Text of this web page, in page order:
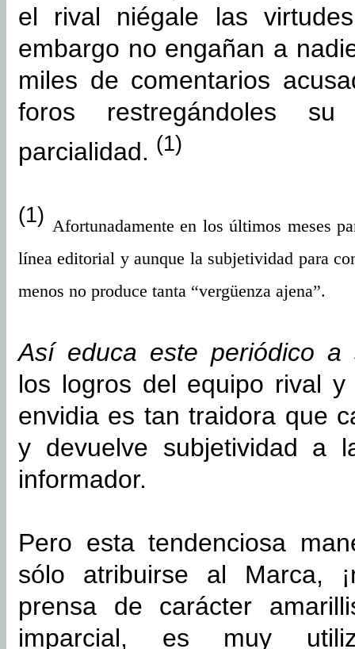
el rival niégale las
embargo no engañan a
miles de comentarios
foros restregándoles
parcialidad. (1)
(1) Afortunadamente en los últimos meses
línea editorial y aunque la subjetividad para
menos no produce tanta “vergüenza ajena”.
Así educa este periódico a
los logros del equipo rival
envidia es tan traidora que
y devuelve subjetividad a
informador.
Pero esta tendenciosa
sólo atribuirse al Marca,
prensa de carácter
imparcial, es muy